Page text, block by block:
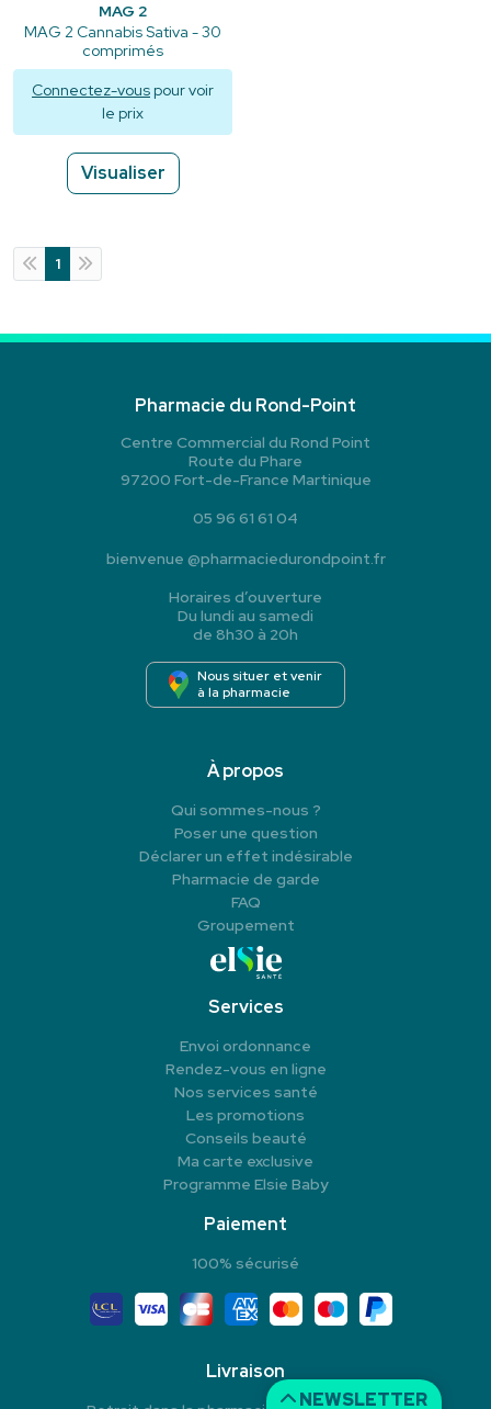
MAG 2
MAG 2 Cannabis Sativa - 30
comprimés
Connectez-vous pour voir
le prix
Visualiser
1
NEWSLETTER
Pharmacie du Rond-Point
Centre Commercial du Rond Point
Route du Phare
97200 Fort-de-France Martinique
05 96 61 61 04
bienvenue @pharmaciedurondpoint.fr
Horaires d’ouverture
Du lundi au samedi
de 8h30 à 20h
Nous situer et venir
à la pharmacie
À propos
Qui sommes-nous ?
Poser une question
Déclarer un effet indésirable
Pharmacie de garde
FAQ
Groupement
Services
Envoi ordonnance
Rendez-vous en ligne
Nos services santé
Les promotions
Conseils beauté
Ma carte exclusive
Programme Elsie Baby
Paiement
100% sécurisé
Livraison